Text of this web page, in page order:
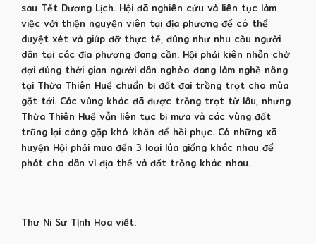
sau Tết Dương Lịch. Hội đã nghiên cứu và liên tục làm
việc với thiện nguyện viên tại địa phương để có thể
duyệt xét và giúp đỡ thực tế, đúng như nhu cầu người
dân tại các địa phương đang cần. Hội phải kiên nhẫn chờ
đợi đúng thời gian người dân nghèo đang làm nghề nông
tại Thừa Thiên Huế chuẩn bị đất đai trồng trọt cho mùa
gặt tới. Các vùng khác đã được trồng trọt từ lâu, nhưng
Thừa Thiên Huế vẫn liên tục bị mưa và các vùng đất
trũng lại càng gặp khó khăn để hồi phục. Có những xã
huyện Hội phải mua đến 3 loại lúa giống khác nhau để
phát cho dân vì địa thế và đất trồng khác nhau.
Thư Ni Sư Tịnh Hoa viết: